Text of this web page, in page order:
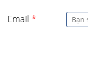
Email *